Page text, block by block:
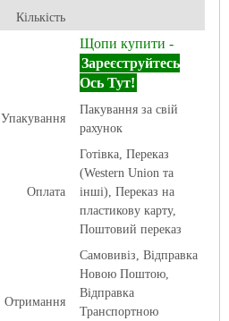
Кількість
Щопи купити -
Зареєструйтесь
Ось Тут!
Упакування
Пакування за свій
рахунок
Оплата
Готівка, Переказ
(Western Union та
інші), Переказ на
пластикову карту,
Поштовий переказ
Отримання
Самовивіз, Відправка
Новою Поштою,
Відправка
Транспортною